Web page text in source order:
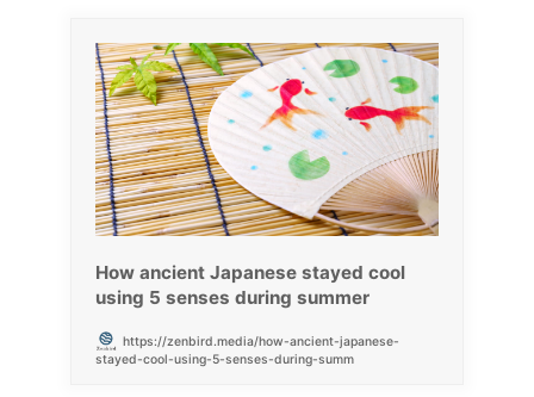
How ancient Japanese stayed cool
using 5 senses during summer
https://zenbird.media/how-ancient-japanese-
stayed-cool-using-5-senses-during-summ